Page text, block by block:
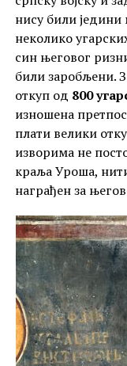
нису били
неколико
син његовог
били заробљени.
откуп од 800
изношена
плати велики
изворима не
краља Уроша,
награђен за